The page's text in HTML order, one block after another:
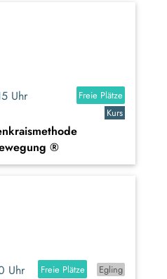
Uhr
Freie Plätze
Kurs
®
Uhr Freie Plätze
Egling